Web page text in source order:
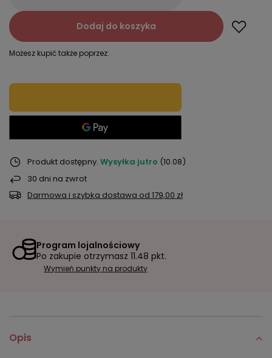
Dodaj do koszyka
Możesz kupić także poprzez:
Produkt dostępny Wysyłka jutro (10.08)
30 dni na zwrot
Darmowa i szybka dostawa od 179,00 zł
Program lojalnościowy
Po zakupie otrzymasz 11.48 pkt.
Wymień punkty na produkty
Opis